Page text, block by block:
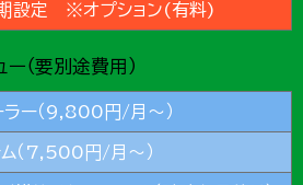
設定 ※オプション(有料)
（要別途費用）
ラー（9,800円/月～）
（7,500円/月～）